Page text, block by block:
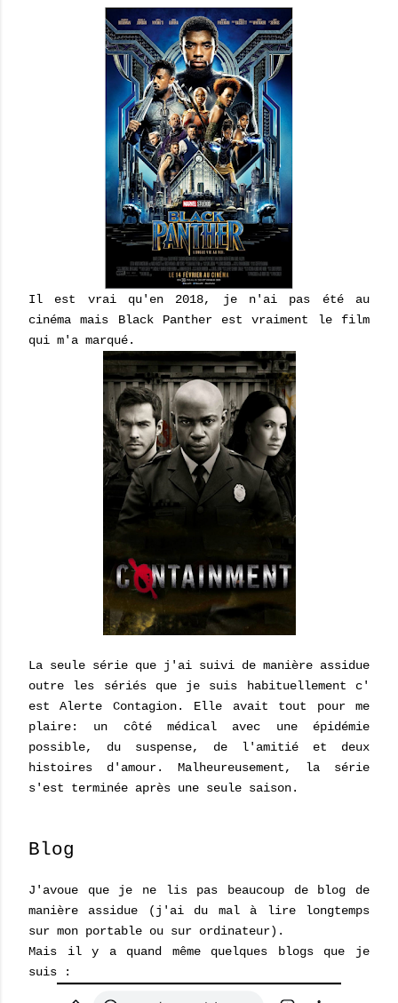
Il est vrai qu'en 2018, je n'ai pas été au
cinéma mais Black Panther est vraiment le film
qui m'a marqué.
La seule série que j'ai suivi de manière assidue
outre les sériés que je suis habituellement c'
est Alerte Contagion. Elle avait tout pour me
plaire: un côté médical avec une épidémie
possible, du suspense, de l'amitié et deux
histoires d'amour. Malheureusement, la série
s'est terminée après une seule saison.
Blog
J'avoue que je ne lis pas beaucoup de blog de
manière assidue (j'ai du mal à lire longtemps
sur mon portable ou sur ordinateur).
Mais il y a quand même quelques blogs que je
suis :